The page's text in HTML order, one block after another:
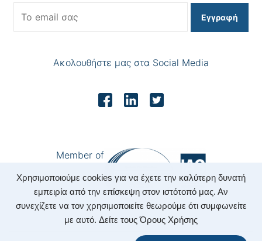
Χρησιμοποιούμε cookies για να έχετε την καλύτερη δυνατή
εμπειρία από την επίσκεψη στον ιστότοπό μας. Αν
συνεχίζετε να τον χρησιμοποιείτε θεωρούμε ότι συμφωνείτε
με αυτό. Δείτε τους Όρους Χρήσης
Εγγραφή
Ακολουθήστε μας στα Social Media
Member of